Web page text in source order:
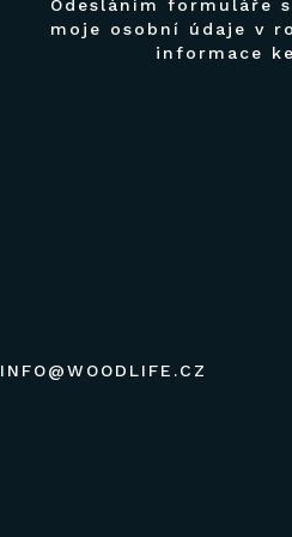
Odesláním formuláře
moje osobní údaje v
informace
INFO@WOODLIFE.CZ